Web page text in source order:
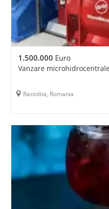
1.500.000 Euro
Vanzare
Rastolita, Romania